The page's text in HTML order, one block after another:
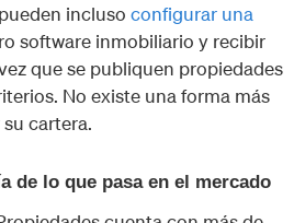
incluso configurar una
software inmobiliario y recibir
que se publiquen propiedades
No existe una forma más
cartera.
de lo que pasa en el mercado